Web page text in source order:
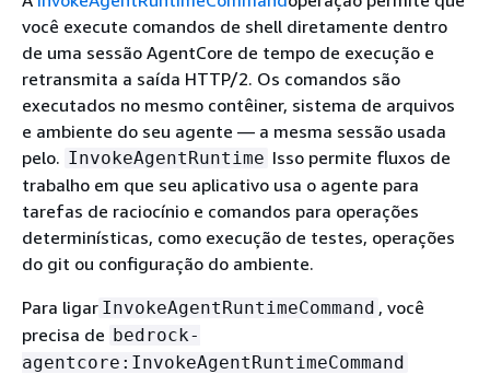
você execute comandos de shell diretamente dentro
de uma sessão AgentCore de tempo de execução e
retransmita a saída HTTP/2. Os comandos são
executados no mesmo contêiner, sistema de arquivos
e ambiente do seu agente — a mesma sessão usada
pelo. InvokeAgentRuntime Isso permite fluxos de
trabalho em que seu aplicativo usa o agente para
tarefas de raciocínio e comandos para operações
determinísticas, como execução de testes, operações
do git ou configuração do ambiente.
Para ligar InvokeAgentRuntimeCommand , você
precisa de bedrock-
agentcore:InvokeAgentRuntimeCommand